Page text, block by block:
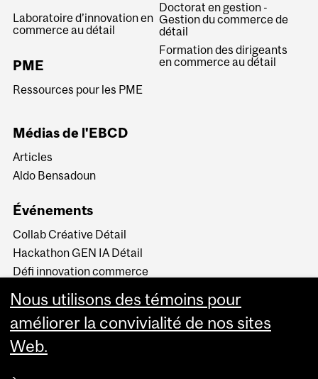
Laboratoire d’innovation en
commerce au détail
PME
Ressources pour les PME
Doctorat en gestion -
Gestion du commerce de
détail
Formation des dirigeants
en commerce au détail
Médias de l'EBCD
Articles
Aldo Bensadoun
Événements
Collab Créative Détail
Hackathon GEN IA Détail
Défi innovation commerce
Sommets du commerce de
détail
Nous utilisons des témoins pour
améliorer la convivialité de nos sites
Web.